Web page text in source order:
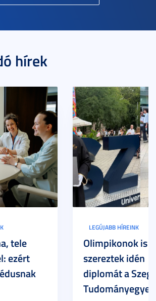
hírek
tele
ezért
LEGÚJABB HÍREINK
Olimpikonok is
szereztek idén
diplomát a